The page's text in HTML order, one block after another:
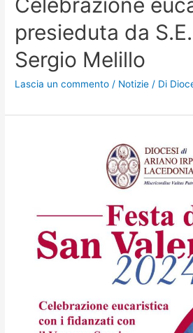
presieduta da
Sergio Melillo
Lascia un commento / Notizie / Di